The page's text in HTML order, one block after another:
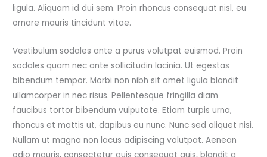
ligula. Aliquam id dui sem. Proin rhoncus consequat nisl, eu
ornare mauris tincidunt vitae.
Vestibulum sodales ante a purus volutpat euismod. Proin
sodales quam nec ante sollicitudin lacinia. Ut egestas
bibendum tempor. Morbi non nibh sit amet ligula blandit
ullamcorper in nec risus. Pellentesque fringilla diam
faucibus tortor bibendum vulputate. Etiam turpis urna,
rhoncus et mattis ut, dapibus eu nunc. Nunc sed aliquet nisi.
Nullam ut magna non lacus adipiscing volutpat. Aenean